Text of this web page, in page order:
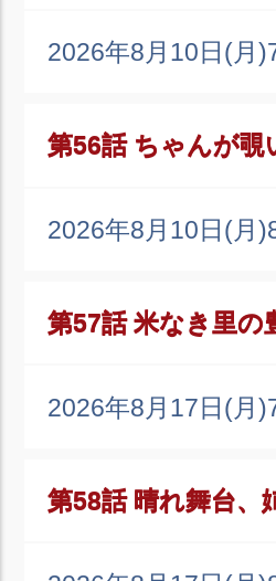
2026年8月10日(月)
第56話 ちゃんが覗
2026年8月10日(月)
第57話 米なき里の
2026年8月17日(月)
第58話 晴れ舞台、